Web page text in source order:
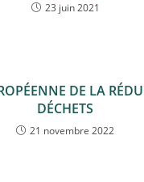
23 juin 2021
DE LA
DÉCHETS
21 novembre 2022